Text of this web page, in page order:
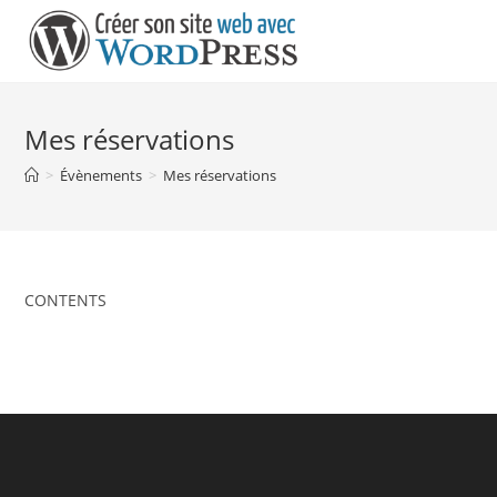
content
Mes réservations
> Évènements > Mes réservations
CONTENTS